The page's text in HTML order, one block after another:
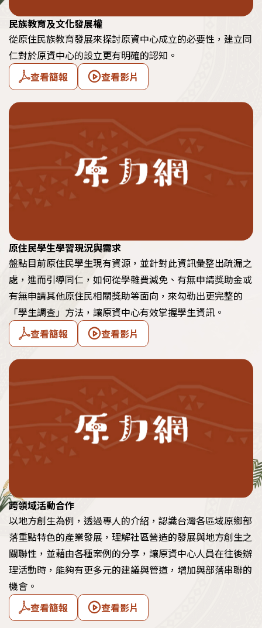
民族教育及文化發展權
從原住民族教育發展來探討原資中心成立的必要性，建立同
仁對於原資中心的設立更有明確的認知。
查看簡報
查看影片
原住民學生學習現況與需求
盤點目前原住民學生現有資源，並針對此資訊彙整出疏漏之
處，進而引導同仁，如何從學雜費減免、有無申請獎助金或
有無申請其他原住民相關獎助等面向，來勾勒出更完整的
「學生調查」方法，讓原資中心有效掌握學生資訊。
查看簡報
查看影片
跨領域活動合作
以地方創生為例，透過專人的介紹，認識台灣各區域原鄉部
落重點特色的產業發展，理解社區營造的發展與地方創生之
關聯性，並藉由各種案例的分享，讓原資中心人員在往後辦
理活動時，能夠有更多元的建議與管道，增加與部落串聯的
機會。
查看簡報
查看影片